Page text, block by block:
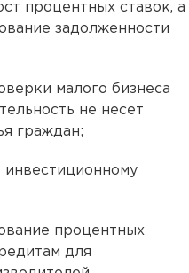
процентных ставок, а
задолженности
малого бизнеса
не несет
граждан;
инвестиционному
процентных
для